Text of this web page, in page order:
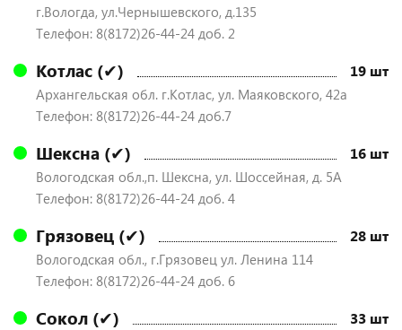
г.Вологда, ул.Чернышевского, д.135
Телефон: 8(8172)26-44-24 доб. 2
Котлас (✔) 19 шт
Архангельская обл. г.Котлас, ул. Маяковского, 42а
Телефон: 8(8172)26-44-24 доб.7
Шексна (✔) 16 шт
Вологодская обл.,п. Шексна, ул. Шоссейная, д. 5А
Телефон: 8(8172)26-44-24 доб. 4
Грязовец (✔) 28 шт
Вологодская обл., г.Грязовец ул. Ленина 114
Телефон: 8(8172)26-44-24 доб. 6
Сокол (✔) 33 шт